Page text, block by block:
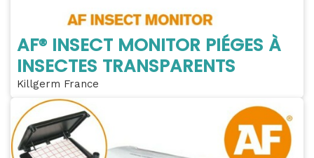
AF® INSECT MONITOR PIÉGES À
INSECTES TRANSPARENTS
Killgerm France